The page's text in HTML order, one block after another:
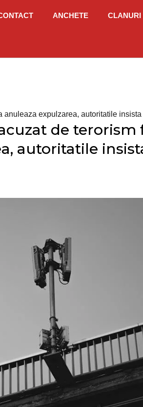
ANCHETE CLANURI
anuleaza expulzarea, autoritatile insista
de terorism
autoritatile